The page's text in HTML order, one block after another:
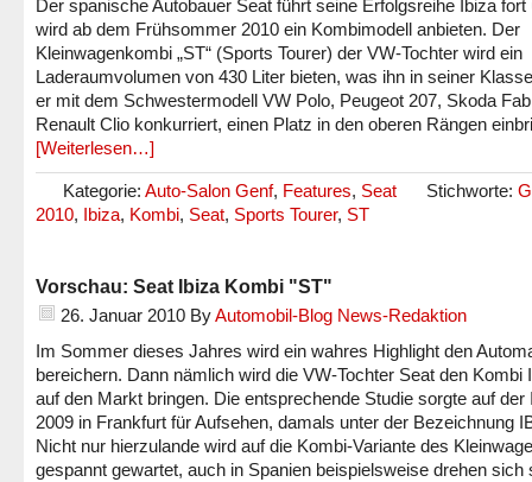
Der spanische Autobauer Seat führt seine Erfolgsreihe Ibiza fort
wird ab dem Frühsommer 2010 ein Kombimodell anbieten. Der
Kleinwagenkombi „ST“ (Sports Tourer) der VW-Tochter wird ein
Laderaumvolumen von 430 Liter bieten, was ihn in seiner
er mit dem Schwestermodell VW Polo, Peugeot 207, Skoda
Renault Clio konkurriert, einen Platz in den oberen Rängen
[Weiterlesen…]
Kategorie: Auto-Salon Genf, Features, Seat Stichworte:
2010, Ibiza, Kombi, Seat, Sports Tourer, ST
Vorschau: Seat Ibiza Kombi "ST"
26. Januar 2010 ByAutomobil-Blog News-Redaktion
Im Sommer dieses Jahres wird ein wahres Highlight den
bereichern. Dann nämlich wird die VW-Tochter Seat den Kombi
auf den Markt bringen. Die entsprechende Studie sorgte auf der
2009 in Frankfurt für Aufsehen, damals unter der Bezeichnung
Nicht nur hierzulande wird auf die Kombi-Variante des
gespannt gewartet, auch in Spanien beispielsweise drehen sich